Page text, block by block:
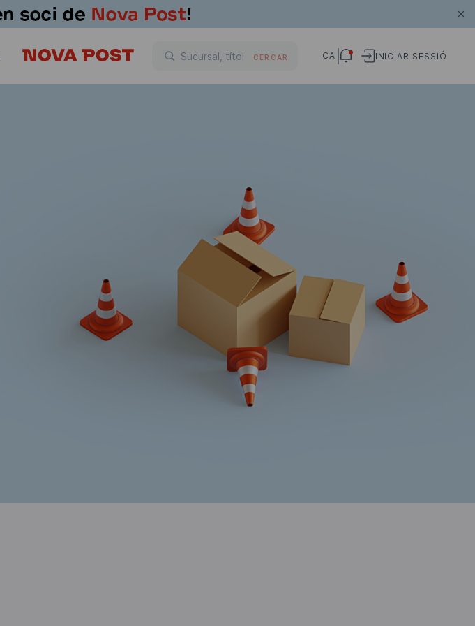
CERCAR CA INICIAR SESSIÓ